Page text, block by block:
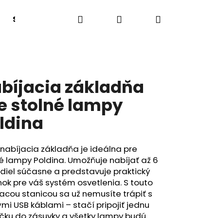
Sedacie boxy a lavice Lehátka
Hľadať PrihlásenieNákupný
základňa
stolné lampy
základňa je ideálna pre
lampy Poldina. Umožňuje nabíjať až 6
súčasne a predstavuje praktický
pre váš systém osvetlenia. S touto
stanicou sa už nemusíte trápiť s
USB káblami – stačí pripojiť jednu